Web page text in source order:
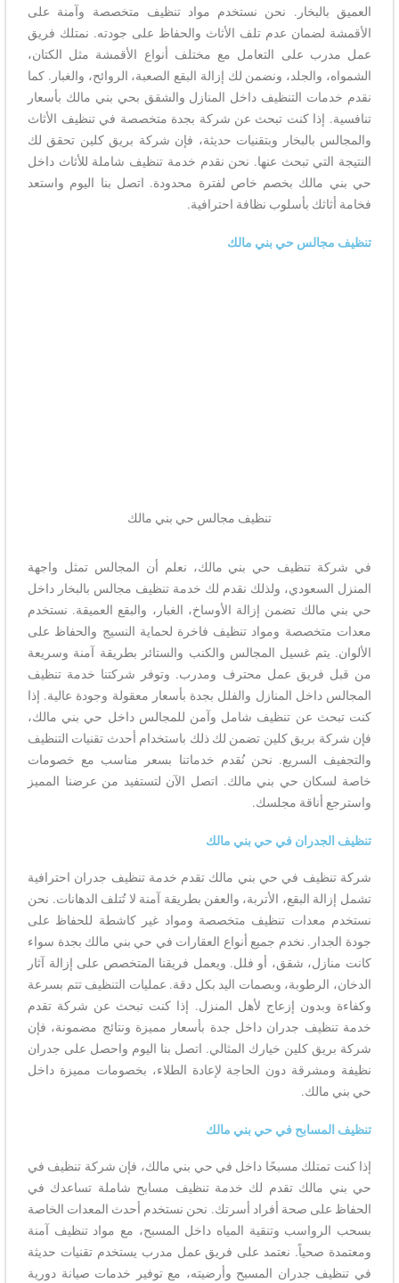
العميق بالبخار. نحن نستخدم مواد تنظيف متخصصة وآمنة على
الأقمشة لضمان عدم تلف الأثاث والحفاظ على جودته. نمتلك فريق
عمل مدرب على التعامل مع مختلف أنواع الأقمشة مثل الكتان،
الشمواه، والجلد، ونضمن لك إزالة البقع الصعبة، الروائح، والغبار. كما
نقدم خدمات التنظيف داخل المنازل والشقق بحي بني مالك بأسعار
تنافسية. إذا كنت تبحث عن شركة بجدة متخصصة في تنظيف الأثاث
والمجالس بالبخار وبتقنيات حديثة، فإن شركة بريق كلين تحقق لك
النتيجة التي تبحث عنها. نحن نقدم خدمة تنظيف شاملة للأثاث داخل
حي بني مالك بخصم خاص لفترة محدودة. اتصل بنا اليوم واستعد
فخامة أثاثك بأسلوب نظافة احترافية.
تنظيف مجالس حي بني مالك
تنظيف مجالس حي بني مالك
في شركة تنظيف حي بني مالك، نعلم أن المجالس تمثل واجهة
المنزل السعودي، ولذلك نقدم لك خدمة تنظيف مجالس بالبخار داخل
حي بني مالك تضمن إزالة الأوساخ، الغبار، والبقع العميقة. نستخدم
معدات متخصصة ومواد تنظيف فاخرة لحماية النسيج والحفاظ على
الألوان. يتم غسيل المجالس والكنب والستائر بطريقة آمنة وسريعة
من قبل فريق عمل محترف ومدرب. وتوفر شركتنا خدمة تنظيف
المجالس داخل المنازل والفلل بجدة بأسعار معقولة وجودة عالية. إذا
كنت تبحث عن تنظيف شامل وآمن للمجالس داخل حي بني مالك،
فإن شركة بريق كلين تضمن لك ذلك باستخدام أحدث تقنيات التنظيف
والتجفيف السريع. نحن نُقدم خدماتنا بسعر مناسب مع خصومات
خاصة لسكان حي بني مالك. اتصل الآن لتستفيد من عرضنا المميز
واسترجع أناقة مجلسك.
تنظيف الجدران في حي بني مالك
شركة تنظيف في حي بني مالك تقدم خدمة تنظيف جدران احترافية
تشمل إزالة البقع، الأتربة، والعفن بطريقة آمنة لا تُتلف الدهانات. نحن
نستخدم معدات تنظيف متخصصة ومواد غير كاشطة للحفاظ على
جودة الجدار. نخدم جميع أنواع العقارات في حي بني مالك بجدة سواء
كانت منازل، شقق، أو فلل. ويعمل فريقنا المتخصص على إزالة آثار
الدخان، الرطوبة، وبصمات اليد بكل دقة. عمليات التنظيف تتم بسرعة
وكفاءة وبدون إزعاج لأهل المنزل. إذا كنت تبحث عن شركة تقدم
خدمة تنظيف جدران داخل جدة بأسعار مميزة ونتائج مضمونة، فإن
شركة بريق كلين خيارك المثالي. اتصل بنا اليوم واحصل على جدران
نظيفة ومشرقة دون الحاجة لإعادة الطلاء، بخصومات مميزة داخل
حي بني مالك.
تنظيف المسابح في حي بني مالك
إذا كنت تمتلك مسبحًا داخل في حي بني مالك، فإن شركة تنظيف في
حي بني مالك تقدم لك خدمة تنظيف مسابح شاملة تساعدك في
الحفاظ على صحة أفراد أسرتك. نحن نستخدم أحدث المعدات الخاصة
بسحب الرواسب وتنقية المياه داخل المسبح، مع مواد تنظيف آمنة
ومعتمدة صحياً. نعتمد على فريق عمل مدرب يستخدم تقنيات حديثة
في تنظيف جدران المسبح وأرضيته، مع توفير خدمات صيانة دورية